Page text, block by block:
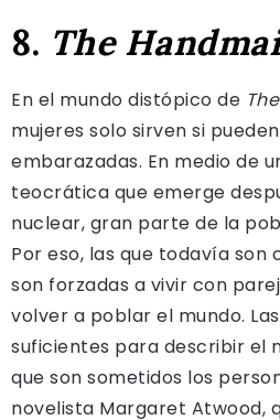
8. The
En el mundo distópico de
mujeres solo sirven si
embarazadas. En medio de
teocrática que emerge
nuclear, gran parte de la
Por eso, las que todavía
son forzadas a vivir con
volver a poblar el mundo.
suficientes para describir el
que son sometidos los
novelista Margaret Atwood,